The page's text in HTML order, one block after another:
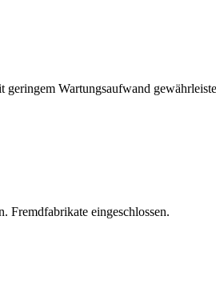
Wartungsaufwand
Fremdfabrikate eingeschlossen.